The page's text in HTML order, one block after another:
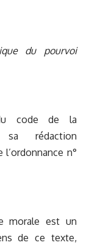
du pourvoi
code de la
sa rédaction
n°
morale est un
de ce texte,